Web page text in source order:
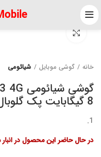
خانه گوشی موبایل شیائومی
8 گیگابایت پک گلوبال
در حال حاضر این محصول در